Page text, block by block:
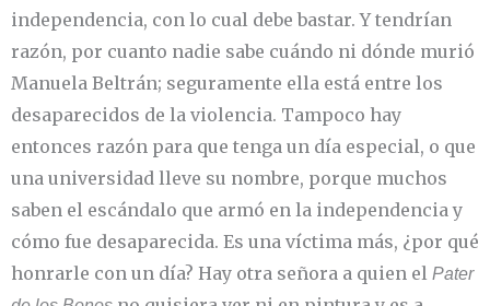
independencia, con lo cual debe bastar. Y tendrían
razón, por cuanto nadie sabe cuándo ni dónde murió
Manuela Beltrán; seguramente ella está entre los
desaparecidos de la violencia. Tampoco hay
entonces razón para que tenga un día especial, o que
una universidad lleve su nombre, porque muchos
saben el escándalo que armó en la independencia y
cómo fue desaparecida. Es una víctima más, ¿por qué
honrarle con un día? Hay otra señora a quien el Pater